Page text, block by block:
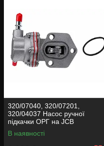
320/07040, 320/07201,
320/04037 Насос ручної
підкачки ОРГ на JCB
В наявності